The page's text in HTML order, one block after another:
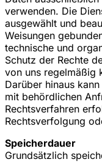
verwenden. Die
ausgewählt und
Weisungen
technische und
Schutz der Rechte
von uns regelmäßig
Darüber hinaus
mit behördlichen
Rechtsverfahren
Rechtsverfolgung
Speicherdauer
Grundsätzlich